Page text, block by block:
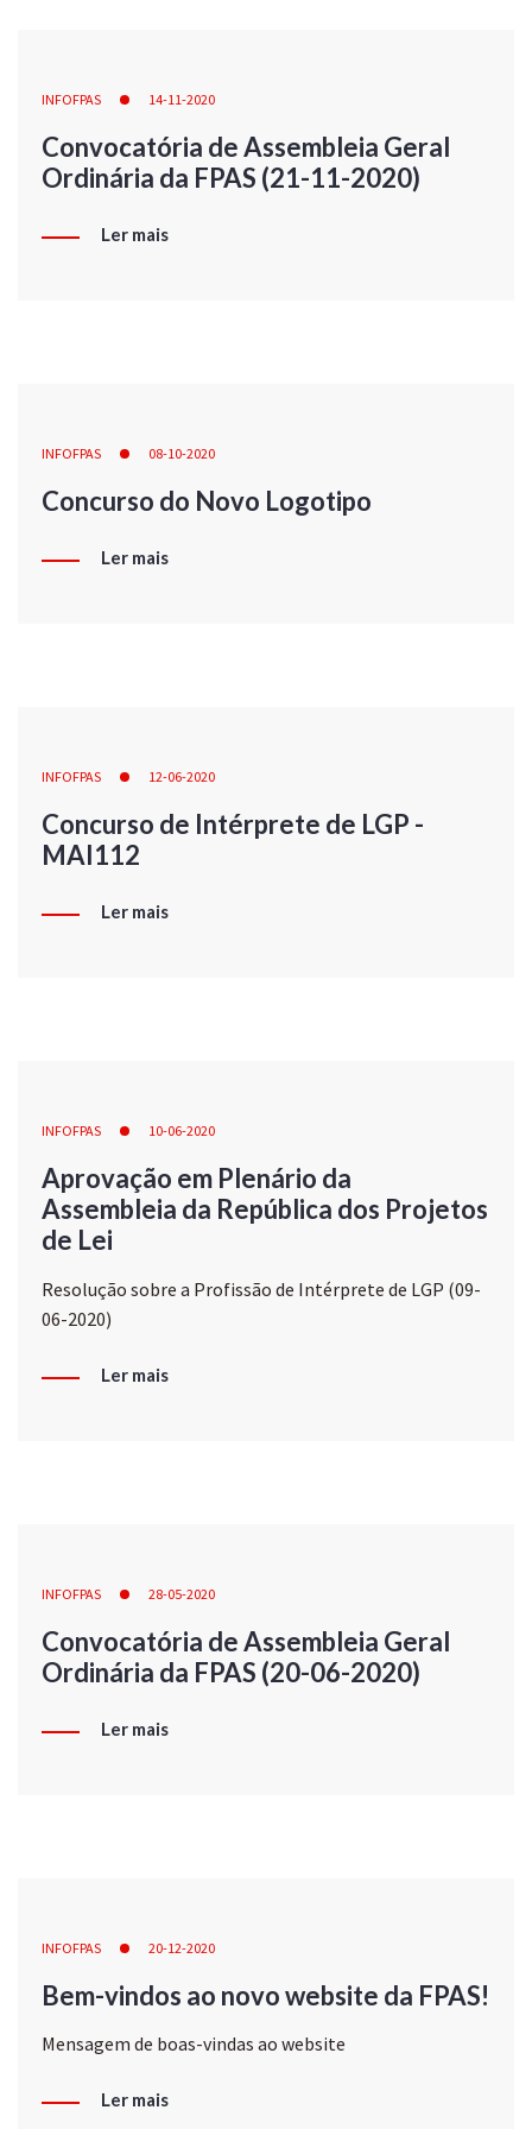
INFOFPAS 14-11-2020
Convocatória de Assembleia Geral
Ordinária da FPAS (21-11-2020)
Ler mais
INFOFPAS 08-10-2020
Concurso do Novo Logotipo
Ler mais
INFOFPAS 12-06-2020
Concurso de Intérprete de LGP -
MAI112
Ler mais
INFOFPAS 10-06-2020
Aprovação em Plenário da
Assembleia da República dos Projetos
de Lei
Resolução sobre a Profissão de Intérprete de LGP (09-
06-2020)
Ler mais
INFOFPAS 28-05-2020
Convocatória de Assembleia Geral
Ordinária da FPAS (20-06-2020)
Ler mais
INFOFPAS 20-12-2020
Bem-vindos ao novo website da FPAS!
Mensagem de boas-vindas ao website
Ler mais